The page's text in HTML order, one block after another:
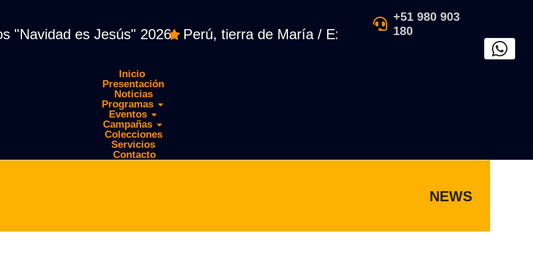
es Jesús" 2026 Perú, tierra de María / Exposición de arte tradicional
+51 980 903
180
Inicio
Presentación
Noticias
Programas
Eventos
Campañas
Colecciones
Servicios
Contacto
NEWS